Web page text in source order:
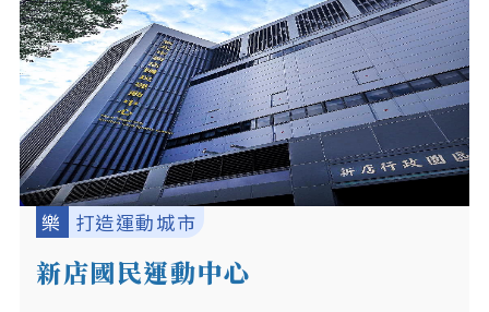
樂 打造運動城市
新店國民運動中心